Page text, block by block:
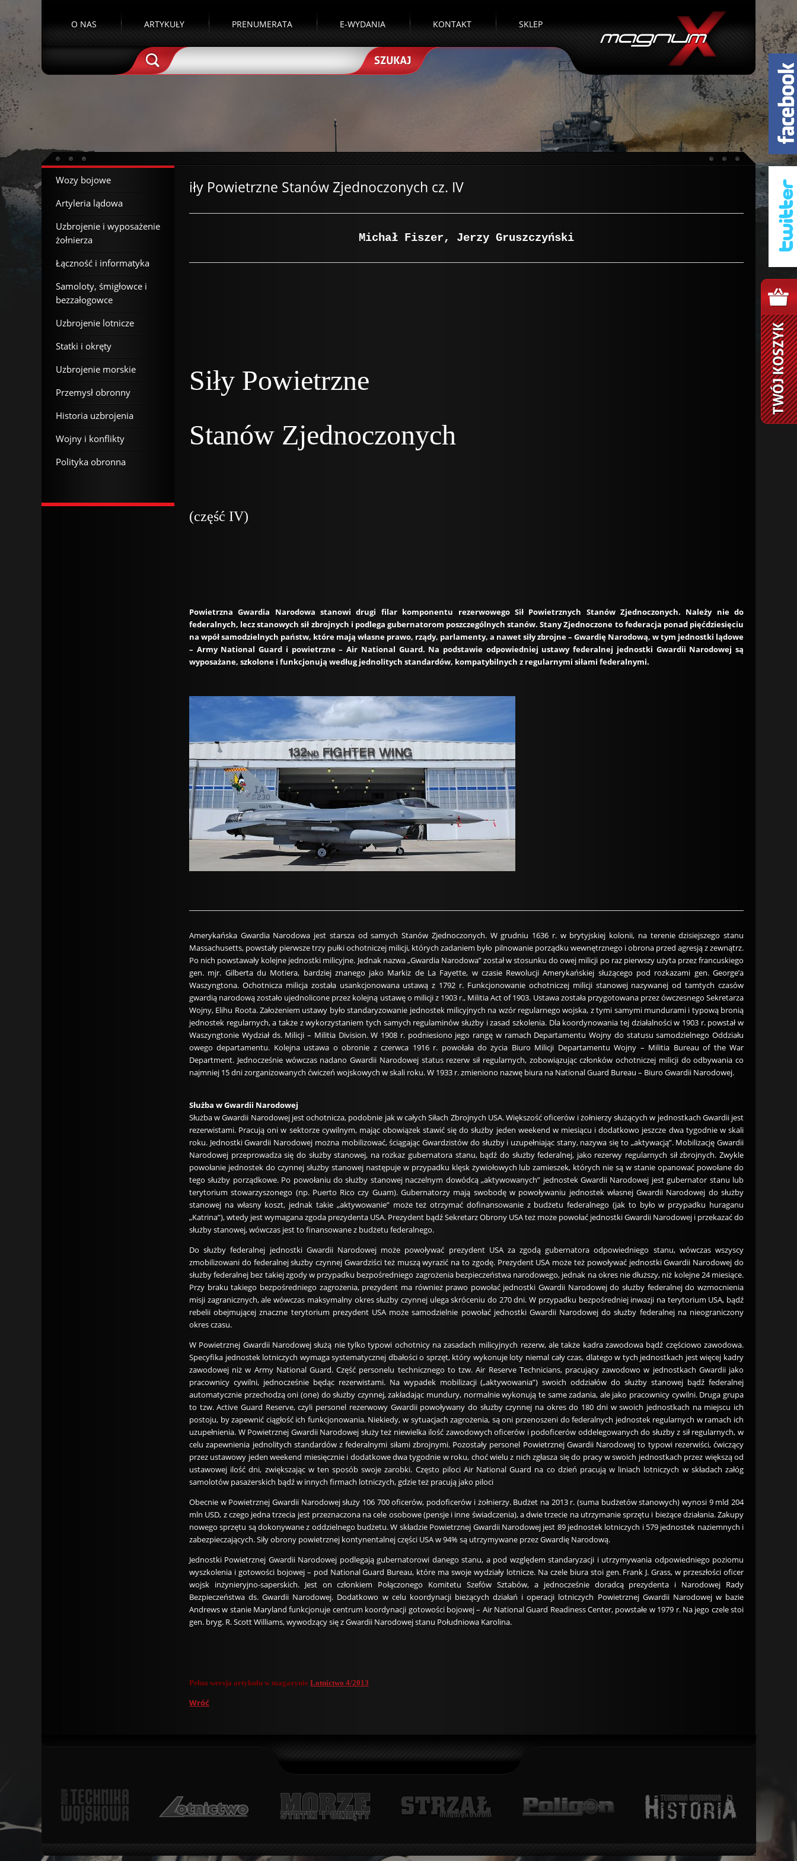
O NAS ARTYKUŁY PRENUMERATA E-WYDANIA KONTAKT SKLEP
iły Powietrzne Stanów Zjednoczonych cz. IV
Michał Fiszer, Jerzy Gruszczyński
Siły Powietrzne
Stanów Zjednoczonych
(część IV)
Powietrzna Gwardia Narodowa stanowi drugi filar komponentu rezerwowego Sił Powietrznych Stanów Zjednoczonych. Należy nie do
federalnych, lecz stanowych sił zbrojnych i podlega gubernatorom poszczególnych stanów. Stany Zjednoczone to federacja ponad pięćdziesięciu
na wpół samodzielnych państw, które mają własne prawo, rządy, parlamenty, a nawet siły zbrojne – Gwardię Narodową, w tym jednostki lądowe
– Army National Guard i powietrzne – Air National Guard. Na podstawie odpowiedniej ustawy federalnej jednostki Gwardii Narodowej są
wyposażane, szkolone i funkcjonują według jednolitych standardów, kompatybilnych z regularnymi siłami federalnymi.
Amerykańska Gwardia Narodowa jest starsza od samych Stanów Zjednoczonych. W grudniu 1636 r. w brytyjskiej kolonii, na terenie dzisiejszego stanu
Massachusetts, powstały pierwsze trzy pułki ochotniczej milicji, których zadaniem było pilnowanie porządku wewnętrznego i obrona przed agresją z zewnątrz.
Po nich powstawały kolejne jednostki milicyjne. Jednak nazwa „Gwardia Narodowa” został w stosunku do owej milicji po raz pierwszy użyta przez francuskiego
gen. mjr. Gilberta du Motiera, bardziej znanego jako Markiz de La Fayette, w czasie Rewolucji Amerykańskiej służącego pod rozkazami gen. George’a
Waszyngtona. Ochotnicza milicja została usankcjonowana ustawą z 1792 r. Funkcjonowanie ochotniczej milicji stanowej nazywanej od tamtych czasów
gwardią narodową zostało ujednolicone przez kolejną ustawę o milicji z 1903 r., Militia Act of 1903. Ustawa została przygotowana przez ówczesnego Sekretarza
Wojny, Elihu Roota. Założeniem ustawy było standaryzowanie jednostek milicyjnych na wzór regularnego wojska, z tymi samymi mundurami i typową bronią
jednostek regularnych, a także z wykorzystaniem tych samych regulaminów służby i zasad szkolenia. Dla koordynowania tej działalności w 1903 r. powstał w
Waszyngtonie Wydział ds. Milicji – Militia Division. W 1908 r. podniesiono jego rangę w ramach Departamentu Wojny do statusu samodzielnego Oddziału
owego departamentu. Kolejna ustawa o obronie z czerwca 1916 r. powołała do życia Biuro Milicji Departamentu Wojny – Militia Bureau of the War
Department. Jednocześnie wówczas nadano Gwardii Narodowej status rezerw sił regularnych, zobowiązując członków ochotniczej milicji do odbywania co
najmniej 15 dni zorganizowanych ćwiczeń wojskowych w skali roku. W 1933 r. zmieniono nazwę biura na National Guard Bureau – Biuro Gwardii Narodowej.
Służba w Gwardii Narodowej
Służba w Gwardii Narodowej jest ochotnicza, podobnie jak w całych Siłach Zbrojnych USA. Większość oficerów i żołnierzy służących w jednostkach Gwardii jest
rezerwistami. Pracują oni w sektorze cywilnym, mając obowiązek stawić się do służby jeden weekend w miesiącu i dodatkowo jeszcze dwa tygodnie w skali
roku. Jednostki Gwardii Narodowej można mobilizować, ściągając Gwardzistów do służby i uzupełniając stany, nazywa się to „aktywacją”. Mobilizację Gwardii
Narodowej przeprowadza się do służby stanowej, na rozkaz gubernatora stanu, bądź do służby federalnej, jako rezerwy regularnych sił zbrojnych. Zwykle
powołanie jednostek do czynnej służby stanowej następuje w przypadku klęsk żywiołowych lub zamieszek, których nie są w stanie opanować powołane do
tego służby porządkowe. Po powołaniu do służby stanowej naczelnym dowódcą „aktywowanych” jednostek Gwardii Narodowej jest gubernator stanu lub
terytorium stowarzyszonego (np. Puerto Rico czy Guam). Gubernatorzy mają swobodę w powoływaniu jednostek własnej Gwardii Narodowej do służby
stanowej na własny koszt, jednak takie „aktywowanie” może też otrzymać dofinansowanie z budżetu federalnego (jak to było w przypadku huraganu
„Katrina”), wtedy jest wymagana zgoda prezydenta USA. Prezydent bądź Sekretarz Obrony USA też może powołać jednostki Gwardii Narodowej i przekazać do
służby stanowej, wówczas jest to finansowane z budżetu federalnego.
Do służby federalnej jednostki Gwardii Narodowej może powoływać prezydent USA za zgodą gubernatora odpowiedniego stanu, wówczas wszyscy
zmobilizowani do federalnej służby czynnej Gwardziści też muszą wyrazić na to zgodę. Prezydent USA może też powoływać jednostki Gwardii Narodowej do
służby federalnej bez takiej zgody w przypadku bezpośredniego zagrożenia bezpieczeństwa narodowego, jednak na okres nie dłuższy, niż kolejne 24 miesiące.
Przy braku takiego bezpośredniego zagrożenia, prezydent ma również prawo powołać jednostki Gwardii Narodowej do służby federalnej do wzmocnienia
misji zagranicznych, ale wówczas maksymalny okres służby czynnej ulega skróceniu do 270 dni. W przypadku bezpośredniej inwazji na terytorium USA, bądź
rebelii obejmującej znaczne terytorium prezydent USA może samodzielnie powołać jednostki Gwardii Narodowej do służby federalnej na nieograniczony
okres czasu.
W Powietrznej Gwardii Narodowej służą nie tylko typowi ochotnicy na zasadach milicyjnych rezerw, ale także kadra zawodowa bądź częściowo zawodowa.
Specyfika jednostek lotniczych wymaga systematycznej dbałości o sprzęt, który wykonuje loty niemal cały czas, dlatego w tych jednostkach jest więcej kadry
zawodowej niż w Army National Guard. Część personelu technicznego to tzw. Air Reserve Technicians, pracujący zawodowo w jednostkach Gwardii jako
pracownicy cywilni, jednocześnie będąc rezerwistami. Na wypadek mobilizacji („aktywowania”) swoich oddziałów do służby stanowej bądź federalnej
automatycznie przechodzą oni (one) do służby czynnej, zakładając mundury, normalnie wykonują te same zadania, ale jako pracownicy cywilni. Druga grupa
to tzw. Active Guard Reserve, czyli personel rezerwowy Gwardii powoływany do służby czynnej na okres do 180 dni w swoich jednostkach na miejscu ich
postoju, by zapewnić ciągłość ich funkcjonowania. Niekiedy, w sytuacjach zagrożenia, są oni przenoszeni do federalnych jednostek regularnych w ramach ich
uzupełnienia. W Powietrznej Gwardii Narodowej służy też niewielka ilość zawodowych oficerów i podoficerów oddelegowanych do służby z sił regularnych, w
celu zapewnienia jednolitych standardów z federalnymi siłami zbrojnymi. Pozostały personel Powietrznej Gwardii Narodowej to typowi rezerwiści, ćwiczący
przez ustawowy jeden weekend miesięcznie i dodatkowe dwa tygodnie w roku, choć wielu z nich zgłasza się do pracy w swoich jednostkach przez większą od
ustawowej ilość dni, zwiększając w ten sposób swoje zarobki. Często piloci Air National Guard na co dzień pracują w liniach lotniczych w składach załóg
samolotów pasażerskich bądź w innych firmach lotniczych, gdzie też pracują jako piloci
Obecnie w Powietrznej Gwardii Narodowej służy 106 700 oficerów, podoficerów i żołnierzy. Budżet na 2013 r. (suma budżetów stanowych) wynosi 9 mld 204
mln USD, z czego jedna trzecia jest przeznaczona na cele osobowe (pensje i inne świadczenia), a dwie trzecie na utrzymanie sprzętu i bieżące działania. Zakupy
nowego sprzętu są dokonywane z oddzielnego budżetu. W składzie Powietrznej Gwardii Narodowej jest 89 jednostek lotniczych i 579 jednostek naziemnych i
zabezpieczających. Siły obrony powietrznej kontynentalnej części USA w 94% są utrzymywane przez Gwardię Narodową.
Jednostki Powietrznej Gwardii Narodowej podlegają gubernatorowi danego stanu, a pod względem standaryzacji i utrzymywania odpowiedniego poziomu
wyszkolenia i gotowości bojowej – pod National Guard Bureau, które ma swoje wydziały lotnicze. Na czele biura stoi gen. Frank J. Grass, w przeszłości oficer
wojsk inżynieryjno-saperskich. Jest on członkiem Połączonego Komitetu Szefów Sztabów, a jednocześnie doradcą prezydenta i Narodowej Rady
Bezpieczeństwa ds. Gwardii Narodowej. Dodatkowo w celu koordynacji bieżących działań i operacji lotniczych Powietrznej Gwardii Narodowej w bazie
Andrews w stanie Maryland funkcjonuje centrum koordynacji gotowości bojowej – Air National Guard Readiness Center, powstałe w 1979 r. Na jego czele stoi
gen. bryg. R. Scott Williams, wywodzący się z Gwardii Narodowej stanu Południowa Karolina.
Pełna wersja artykułu w magazynie Lotnictwo 4/2013
Wróć
Wozy bojowe
Artyleria lądowa
Uzbrojenie i wyposażenie
żołnierza
Łączność i informatyka
Samoloty, śmigłowce i
bezzałogowce
Uzbrojenie lotnicze
Statki i okręty
Uzbrojenie morskie
Przemysł obronny
Historia uzbrojenia
Wojny i konflikty
Polityka obronna